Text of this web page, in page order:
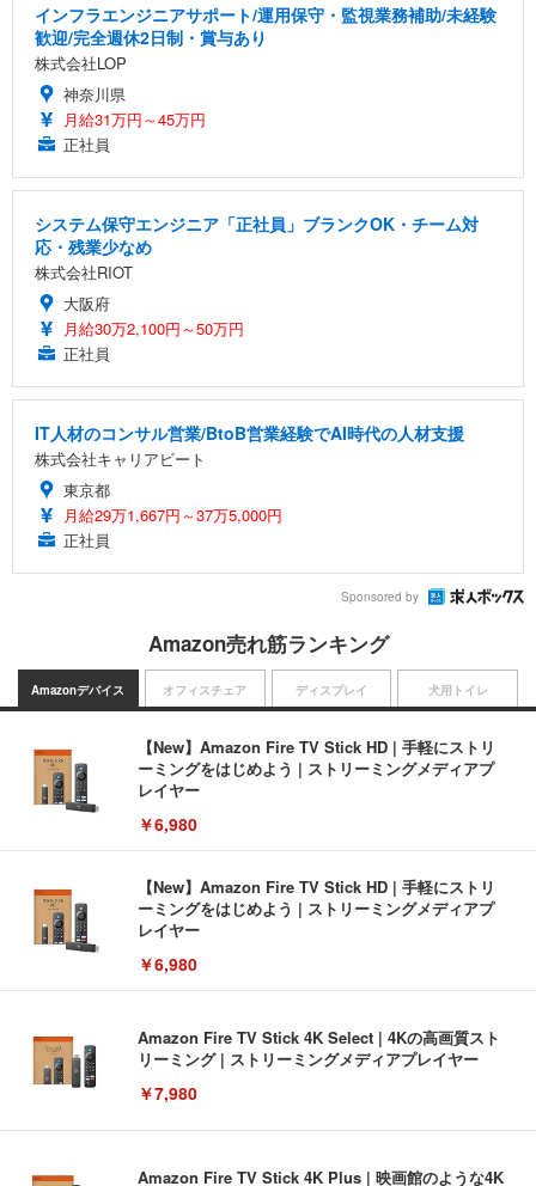
インフラエンジニアサポート/運用保守・監視業務補助/未経験
歓迎/完全週休2日制・賞与あり
株式会社LOP
神奈川県
月給31万円～45万円
正社員
システム保守エンジニア「正社員」ブランクOK・チーム対
応・残業少なめ
株式会社RIOT
大阪府
月給30万2,100円～50万円
正社員
IT人材のコンサル営業/BtoB営業経験でAI時代の人材支援
株式会社キャリアビート
東京都
月給29万1,667円～37万5,000円
正社員
Sponsored by
Amazon売れ筋ランキング
Amazonデバイス
【New】Amazon Fire TV Stick HD | 手軽にストリ
ーミングをはじめよう | ストリーミングメディアプ
レイヤー
￥6,980
【New】Amazon Fire TV Stick HD | 手軽にストリ
ーミングをはじめよう | ストリーミングメディアプ
レイヤー
￥6,980
Amazon Fire TV Stick 4K Select | 4Kの高画質スト
リーミング | ストリーミングメディアプレイヤー
￥7,980
Amazon Fire TV Stick 4K Plus | 映画館のような4K
オフィスチェア ディスプレイ 犬用トイレ